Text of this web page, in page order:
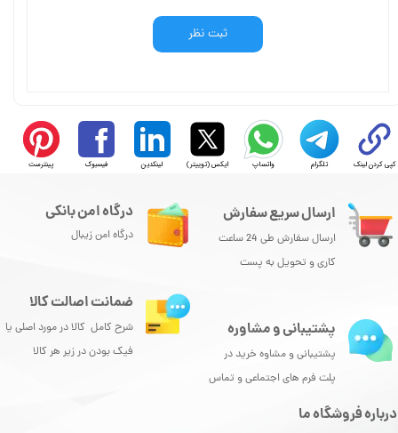
ثبت نظر
کپی کردن لینک تلگرام واتساپ ایکس (توییتر) لینکدین فیسبوک پینترست
ارسال سریع سفارش
ارسال سفارش طی 24 ساعت
کاری و تحویل به پست
درباره فروشگاه ما
درگاه امن بانکی
درگاه امن زیبال
پشتیبانی و مشاوره
پشتیبانی و مشاوه خرید در
پلت فرم های اجتماعی و تماس
ضمانت اصالت کالا
شرح کامل کالا در مورد اصلی یا
فیک بودن در زیر هر کالا